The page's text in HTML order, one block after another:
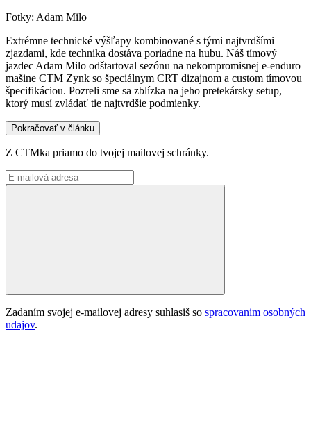
Fotky: Adam Milo
Extrémne technické výšľapy kombinované s tými najtvrdšími
zjazdami, kde technika dostáva poriadne na hubu. Náš tímový
jazdec Adam Milo odštartoval sezónu na nekompromisnej e-enduro
mašine CTM Zynk so špeciálnym CRT dizajnom a custom tímovou
špecifikáciou. Pozreli sme sa zblízka na jeho pretekársky setup,
ktorý musí zvládať tie najtvrdšie podmienky.
Pokračovať v článku
Z CTMka priamo do tvojej mailovej schránky.
Zadaním svojej e-mailovej adresy suhlasiš so spracovanim osobných
udajov.